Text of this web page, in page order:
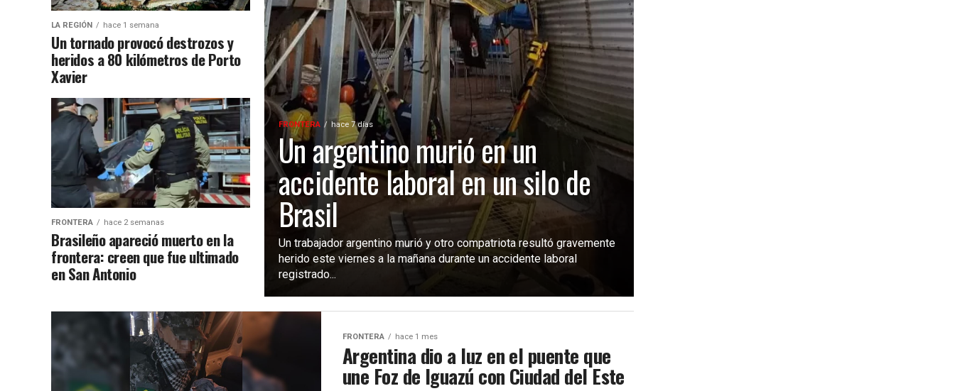
FRONTERA hace 7 días
Un argentino murió en un
accidente laboral en un silo de
Brasil
Un trabajador argentino murió y otro compatriota resultó gravemente
herido este viernes a la mañana durante un accidente laboral
registrado...
LA REGIÓN hace 1 semana
Un tornado provocó destrozos y
heridos a 80 kilómetros de Porto
Xavier
FRONTERA hace 2 semanas
Brasileño apareció muerto en la
frontera: creen que fue ultimado
en San Antonio
FRONTERA hace 1 mes
Argentina dio a luz en el puente que
une Foz de Iguazú con Ciudad del Este